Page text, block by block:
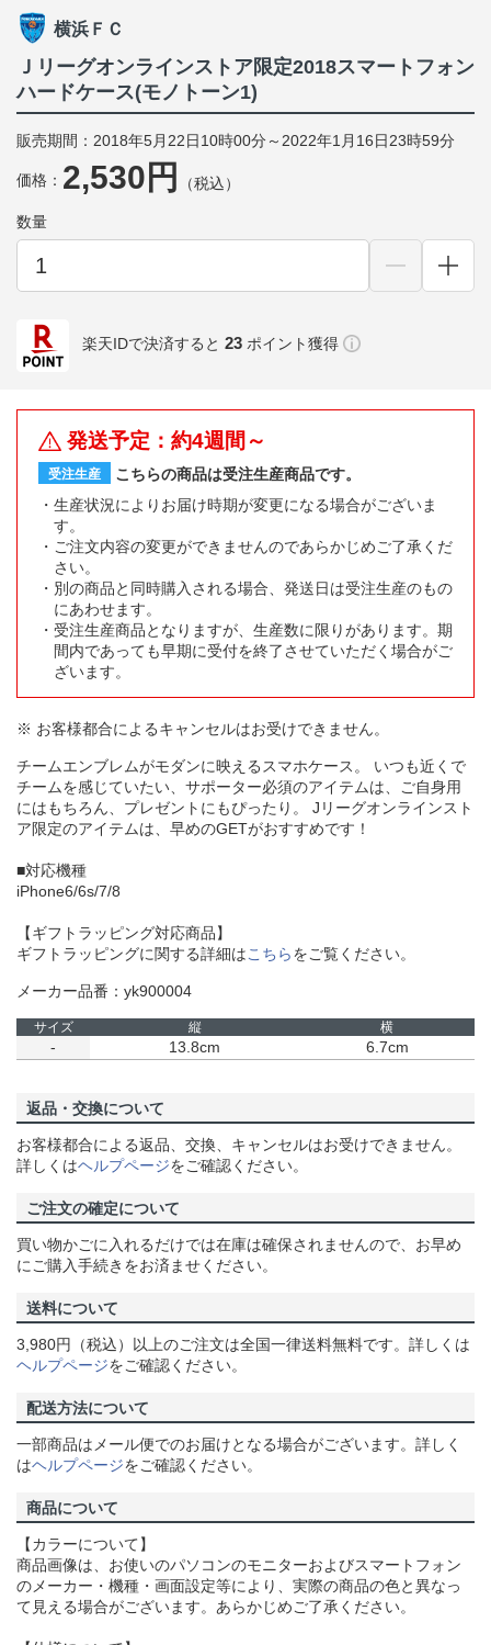
横浜ＦＣ
Ｊリーグオンラインストア限定2018スマートフォン
ハードケース(モノトーン1)
販売期間：2018年5月22日10時00分～2022年1月16日23時59分
価格： 2,530円 （税込）
数量
楽天IDで決済すると 23 ポイント獲得
発送予定：約4週間～
受注生産
こちらの商品は受注生産商品です。
生産状況によりお届け時期が変更になる場合がございま
す。
ご注文内容の変更ができませんのであらかじめご了承くだ
さい。
別の商品と同時購入される場合、発送日は受注生産のもの
にあわせます。
受注生産商品となりますが、生産数に限りがあります。期
間内であっても早期に受付を終了させていただく場合がご
ざいます。
※ お客様都合によるキャンセルはお受けできません。
チームエンブレムがモダンに映えるスマホケース。 いつも近くで
チームを感じていたい、サポーター必須のアイテムは、ご自身用
にはもちろん、プレゼントにもぴったり。 Jリーグオンラインスト
ア限定のアイテムは、早めのGETがおすすめです！
■対応機種
iPhone6/6s/7/8
【ギフトラッピング対応商品】
ギフトラッピングに関する詳細はこちらをご覧ください。
メーカー品番：yk900004
サイズ 縦 横
- 13.8cm 6.7cm
返品・交換について
お客様都合による返品、交換、キャンセルはお受けできません。
詳しくはヘルプページをご確認ください。
ご注文の確定について
買い物かごに入れるだけでは在庫は確保されませんので、お早め
にご購入手続きをお済ませください。
送料について
3,980円（税込）以上のご注文は全国一律送料無料です。詳しくは
ヘルプページをご確認ください。
配送方法について
一部商品はメール便でのお届けとなる場合がございます。詳しく
はヘルプページをご確認ください。
商品について
【カラーについて】
商品画像は、お使いのパソコンのモニターおよびスマートフォン
のメーカー・機種・画面設定等により、実際の商品の色と異なっ
て見える場合がございます。あらかじめご了承ください。